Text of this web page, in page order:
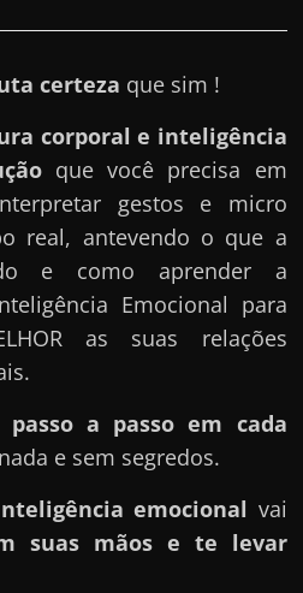
certeza que sim !
corporal e inteligência
que você precisa em
gestos e micro
real, antevendo o que a
e como aprender a
Emocional para
as suas relações
passo a passo em cada
e sem segredos.
emocional vai
suas mãos e te levar